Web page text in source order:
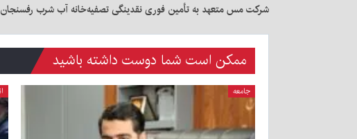
شرکت مس متعهد به تأمین فوری نقدینگی تصفیه‌خانه آب شرب
ممکن است شما دوست داشته باشید
جامعه